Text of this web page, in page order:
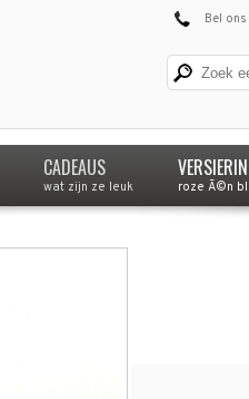
Bel
CADEAUS
wat zijn ze leuk roze Ã©n